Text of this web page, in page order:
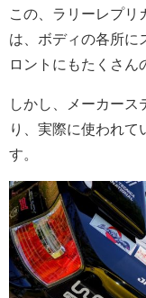
この、ラリーレプ
は、ボディの各所に
ロントにもたくさん
しかし、メーカース
り、実際に使われ
す。